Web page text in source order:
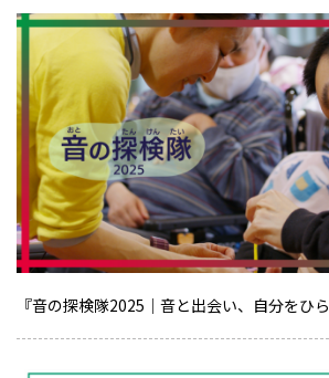
『音の探検隊2025｜音と出会い、自分をひ